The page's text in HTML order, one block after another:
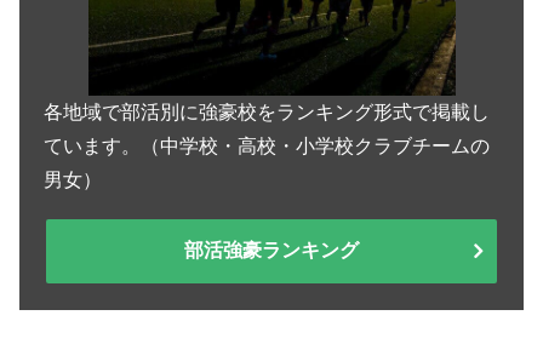
各地域で部活別に強豪校をランキング形式で掲載し
ています。（中学校・高校・小学校クラブチームの
男女）
部活強豪ランキング